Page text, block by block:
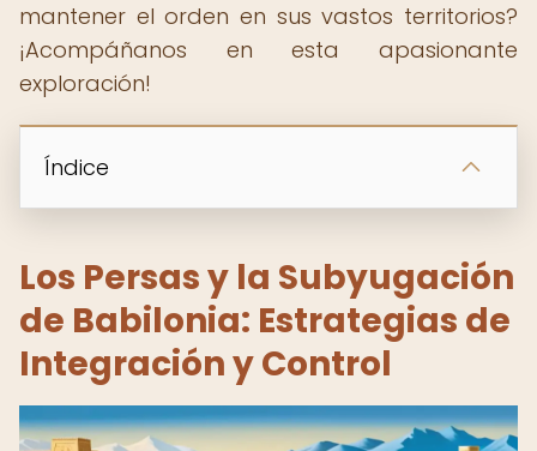
mantener el orden en sus vastos territorios?
¡Acompáñanos en esta apasionante
exploración!
Índice
Los Persas y la Subyugación
de Babilonia: Estrategias de
Integración y Control